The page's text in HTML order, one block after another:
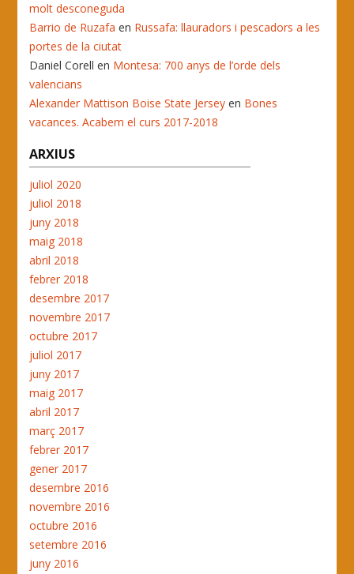
molt desconeguda
Barrio de Ruzafa en Russafa: llauradors i pescadors a les
portes de la ciutat
Daniel Corell en Montesa: 700 anys de l’orde dels
valencians
Alexander Mattison Boise State Jersey en Bones
vacances. Acabem el curs 2017-2018
ARXIUS
juliol 2020
juliol 2018
juny 2018
maig 2018
abril 2018
febrer 2018
desembre 2017
novembre 2017
octubre 2017
juliol 2017
juny 2017
maig 2017
abril 2017
març 2017
febrer 2017
gener 2017
desembre 2016
novembre 2016
octubre 2016
setembre 2016
juny 2016